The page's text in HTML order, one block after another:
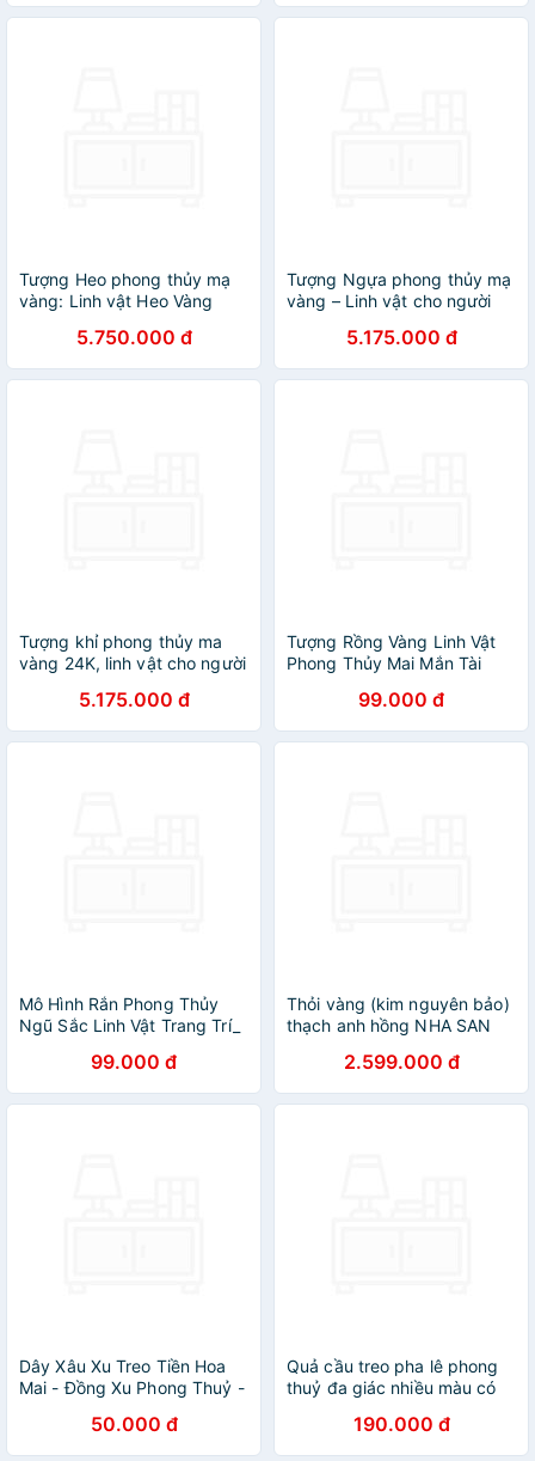
HÃNG MINIIN
Tượng Heo phong thủy mạ
vàng: Linh vật Heo Vàng
5.750.000 đ
Tượng Ngựa phong thủy mạ
vàng – Linh vật cho người
5.175.000 đ
Tượng khỉ phong thủy ma
vàng 24K, linh vật cho người
5.175.000 đ
Tượng Rồng Vàng Linh Vật
Phong Thủy Mai Mắn Tài
99.000 đ
Mô Hình Rắn Phong Thủy
Ngũ Sắc Linh Vật Trang Trí_
99.000 đ
Thỏi vàng (kim nguyên bảo)
thạch anh hồng NHA SAN
thu hút tài lộc, vượng vận -
2.9 kg (KT: 18 x 10.5 x 10.5
(cm))
2.599.000 đ
Dây Xâu Xu Treo Tiền Hoa
Mai - Đồng Xu Phong Thuỷ -
50.000 đ
Quả cầu treo pha lê phong
thuỷ đa giác nhiều màu có
190.000 đ